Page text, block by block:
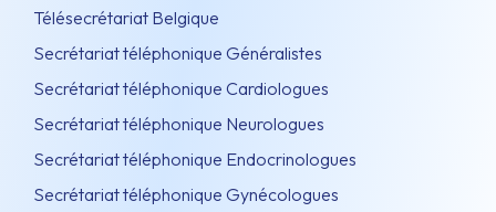
Télésecrétariat Belgique
Secrétariat téléphonique Généralistes
Secrétariat téléphonique Cardiologues
Secrétariat téléphonique Neurologues
Secrétariat téléphonique Endocrinologues
Secrétariat téléphonique Gynécologues